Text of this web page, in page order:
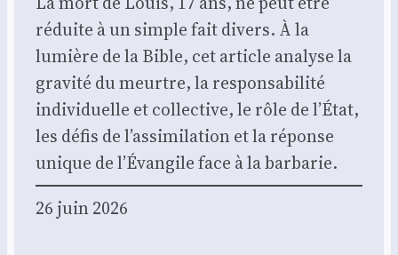
réduite à un simple fait divers. À la
lumière de la Bible, cet article ana­lyse la
gra­vi­té du meurtre, la res­pon­sa­bi­li­té
indi­vi­duelle et col­lec­tive, le rôle de l’É­tat,
les défis de l’as­si­mi­la­tion et la réponse
unique de l’É­van­gile face à la bar­ba­rie.
26 juin 2026